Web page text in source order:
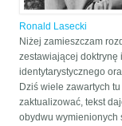
Ronald Lasecki
Niżej zamieszczam
zestawiającej doktrynę
identytarystycznego
Dziś wiele zawartych
zaktualizować, tekst
obydwu wymienionych